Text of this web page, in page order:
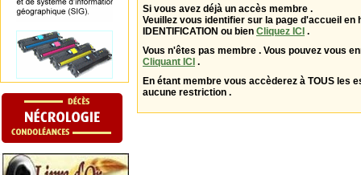
Si vous avez déjà un accès membre .
Veuillez vous identifier sur la page d'accueil en
IDENTIFICATION ou bien Cliquez ICI .
Vous n'êtes pas membre . Vous pouvez vous
Cliquant ICI .
En étant membre vous accèderez à TOUS les
aucune restriction .